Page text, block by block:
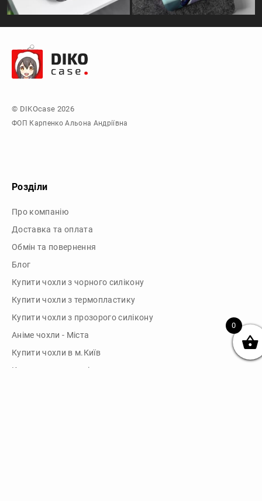
© DIKOcase 2026
ФОП Карпенко Альона Андріївна
Розділи
Про компанію
Доставка та оплата
Обмін та повернення
Блог
Купити чохли з чорного силікону
Купити чохли з термопластику
Купити чохли з прозорого силікону
Аніме чохли - Міста
Купити чохли в м.Київ
Картини на полотні
0